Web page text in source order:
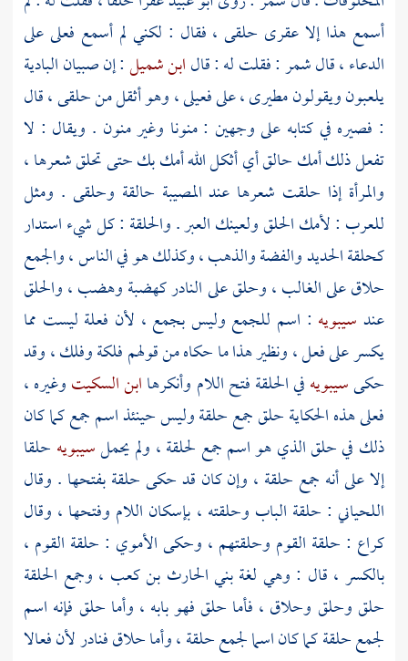
أسمع هذا إلا عقرى حلقى ، فقال : لكني لم أسمع فعلى على
الدعاء ، قالشمر: فقلت له : قالابن شميل: إن صبيان البادية
يلعبون ويقولون مطيرى ، على فعيلى ، وهو أثقل من حلقى ، قال
: فصيره في كتابه على وجهين : منونا وغير منون . ويقال : لا
تفعل ذلك أمك حالق أي أثكل الله أمك بك حتى تحلق شعرها ،
والمرأة إذا حلقت شعرها عند المصيبة حالقة وحلقى . ومثل
للعرب : لأمك الحلق ولعينك العبر . والحلقة : كل شيء استدار
كحلقة الحديد والفضة والذهب ، وكذلك هو في الناس ، والجمع
حلاق على الغالب ، وحلق على النادر كهضبة وهضب ، والحلق
عند سيبويه : اسم للجمع وليس بجمع ، لأن فعلة ليست مما
يكسر على فعل ، ونظير هذا ما حكاه من قولهم فلكة وفلك ، وقد
حكىسيبويهفي الحلقة فتح اللام وأنكرهاابن السكيتوغيره ،
فعلى هذه الحكاية حلق جمع حلقة وليس حينئذ اسم جمع كما كان
ذلك في حلق الذي هو اسم جمع لحلقة ، ولم يحملسيبويه حلقا
إلا على أنه جمع حلقة ، وإن كان قد حكى حلقة بفتحها . وقال
اللحياني : حلقة الباب وحلقته ، بإسكان اللام وفتحها ، وقال
كراع : حلقة القوم وحلقتهم ، وحكى الأموي : حلقة القوم ،
بالكسر ، قال : وهي لغةبني الحارث بن كعب ، وجمع الحلقة
حلق وحلق وحلاق ، فأما حلق فهو بابه ، وأما حلق فإنه اسم
لجمع حلقة كما كان اسما لجمع حلقة ، وأما حلاق فنادر لأن فعالا